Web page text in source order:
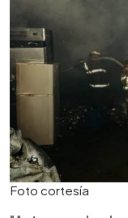
Foto cortesía